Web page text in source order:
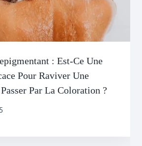
: Est-Ce Une
Pour Raviver Une
Par La Coloration ?